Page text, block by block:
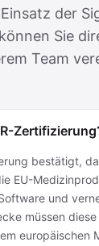
der
Sie
Team
bestätigt,
EU-
und
müssen
europäischen